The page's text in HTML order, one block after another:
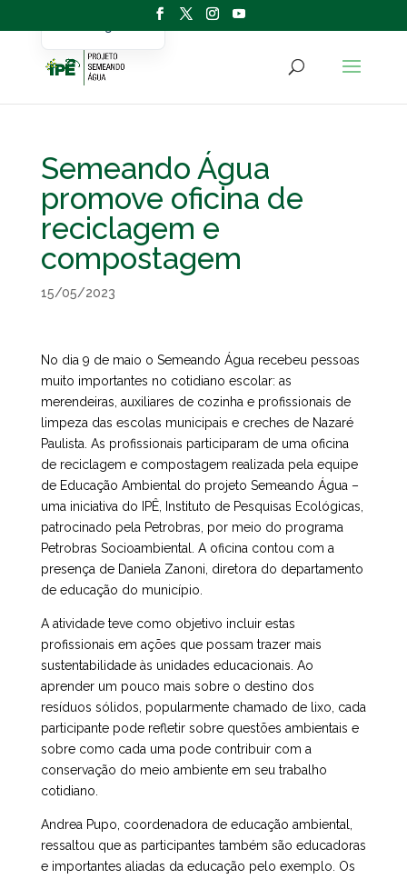
Semeando Água
promove oficina de
reciclagem e
compostagem
15/05/2023
No dia 9 de maio o Semeando Água recebeu pessoas
muito importantes no cotidiano escolar: as
merendeiras, auxiliares de cozinha e profissionais de
limpeza das escolas municipais e creches de Nazaré
Paulista. As profissionais participaram de uma oficina
de reciclagem e compostagem realizada pela equipe
de Educação Ambiental do projeto Semeando Água –
uma iniciativa do IPÊ, Instituto de Pesquisas Ecológicas,
patrocinado pela Petrobras, por meio do programa
Petrobras Socioambiental. A oficina contou com a
presença de Daniela Zanoni, diretora do departamento
de educação do município.
A atividade teve como objetivo incluir estas
profissionais em ações que possam trazer mais
sustentabilidade às unidades educacionais. Ao
aprender um pouco mais sobre o destino dos
resíduos sólidos, popularmente chamado de lixo, cada
participante pode refletir sobre questões ambientais e
sobre como cada uma pode contribuir com a
conservação do meio ambiente em seu trabalho
cotidiano.
Andrea Pupo, coordenadora de educação ambiental,
ressaltou que as participantes também são educadoras
e importantes aliadas da educação pelo exemplo. Os
English